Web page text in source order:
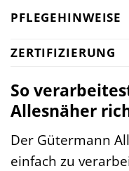
PFLEGEHINWEISE
ZERTIFIZIERUNG
So
Allesnäher
Der Gütermann
einfach zu